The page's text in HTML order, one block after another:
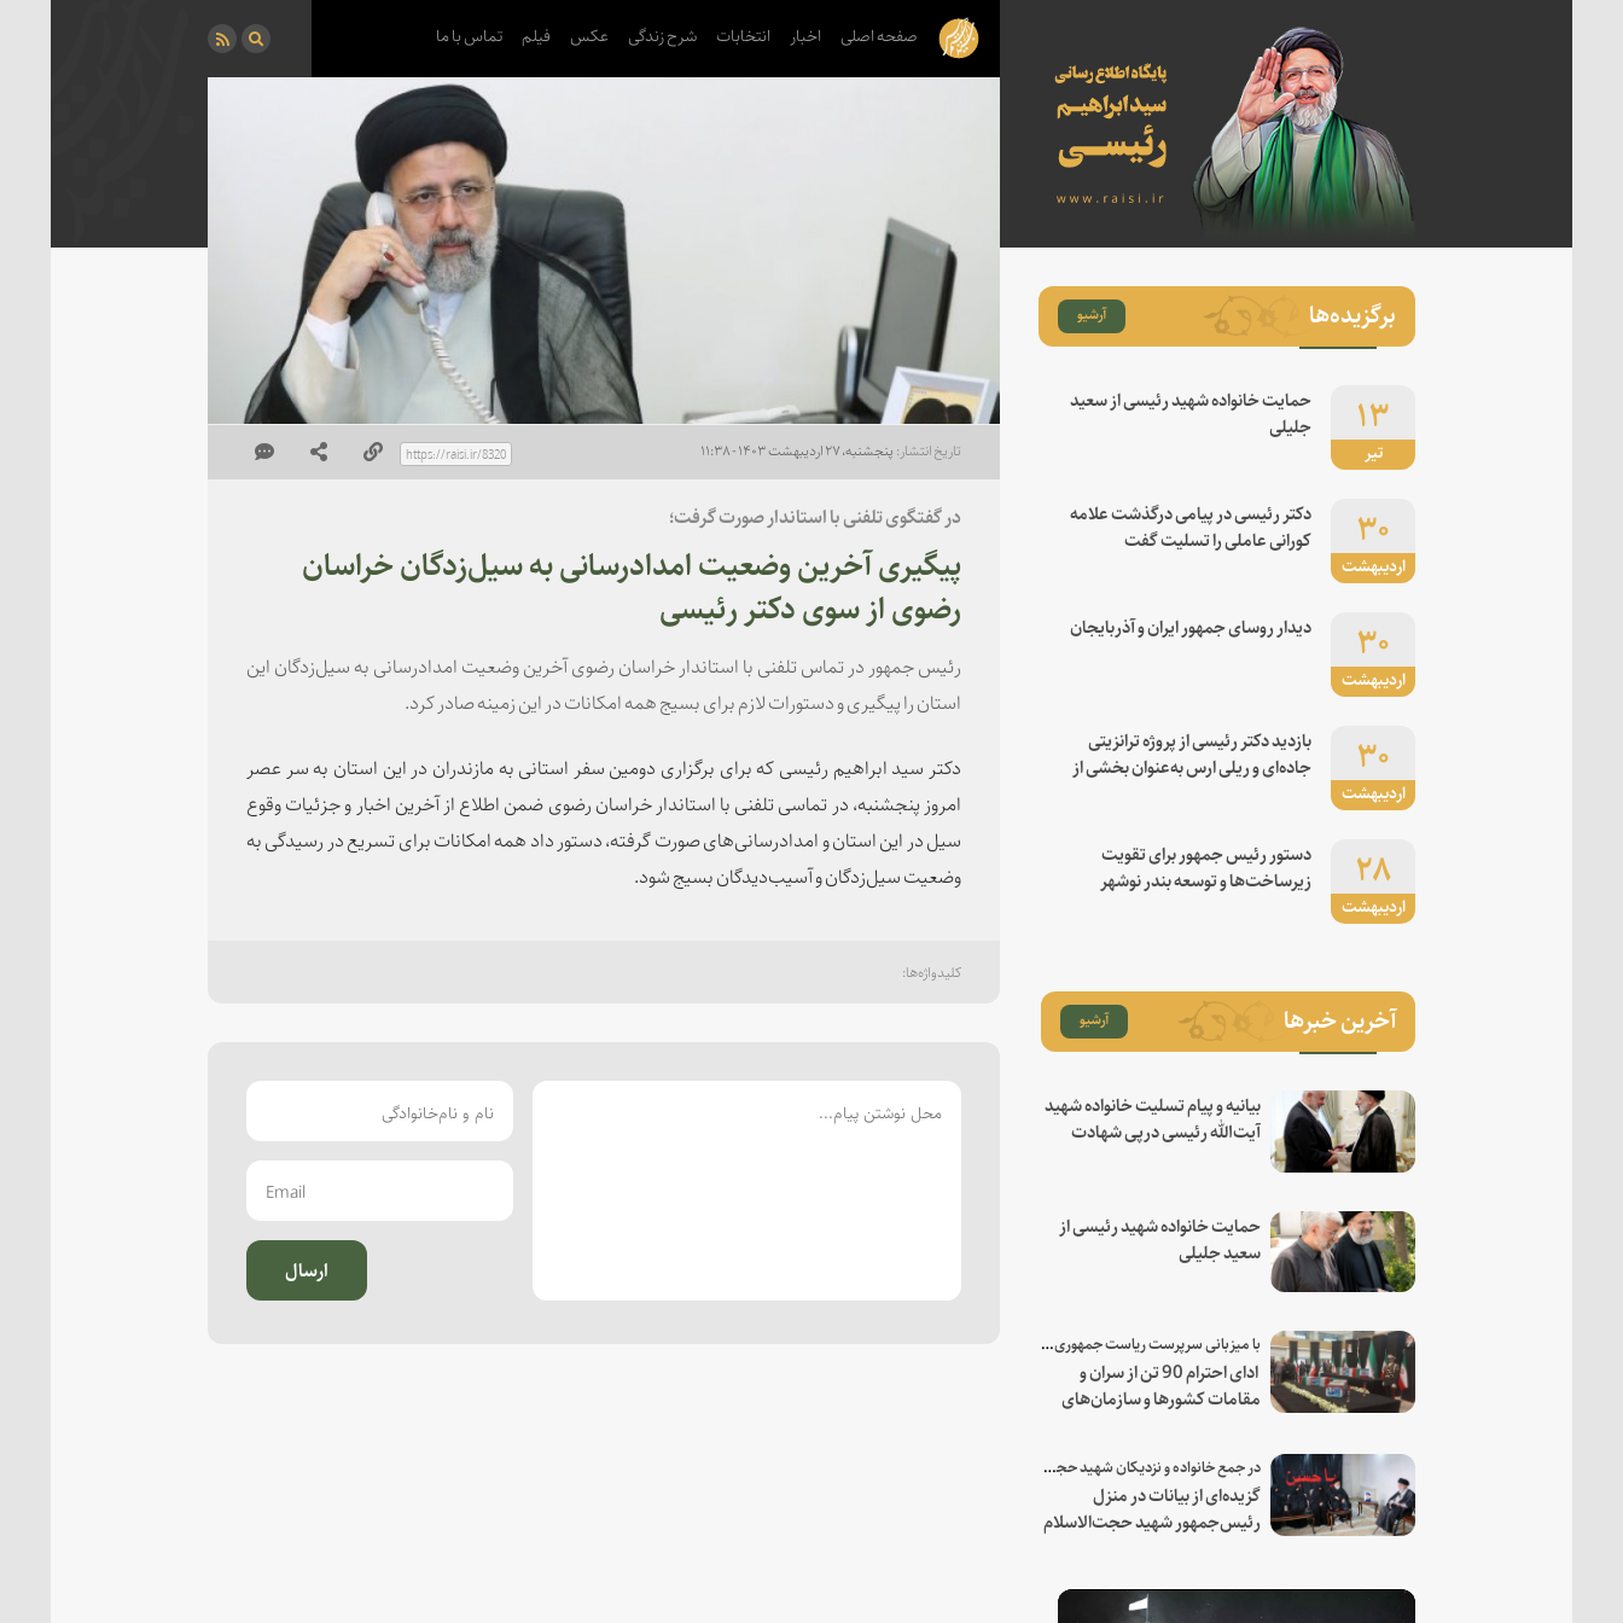
صفحه اصلی اخبار انتخابات شرح زندگی عکس فیلم تماس با ما
پنجشنبه، ۲۷ اردیبهشت ۱۴۰۳ - ۱۱:۳۸
در گفتگوی تلفنی با استاندار صورت گرفت؛
پیگیری آخرین وضعیت امدادرسانی به سیل‌زدگان خراسان
رضوی از سوی دکتر رئیسی
رئیس جمهور در تماس تلفنی با استاندار خراسان رضوی آخرین وضعیت امدادرسانی به سیل‌زدگان این
استان را پیگیری و دستورات لازم برای بسیج همه امکانات در این زمینه صادر کرد.
دکتر سید ابراهیم رئیسی که برای برگزاری دومین سفر استانی به مازندران در این استان به سر عصر
امروز پنجشنبه، در تماسی تلفنی با استاندار خراسان رضوی ضمن اطلاع از آخرین اخبار و جزئیات وقوع
سیل در این استان و امدادرسانی‌های صورت گرفته، دستور داد همه امکانات برای تسریع در رسیدگی به
وضعیت سیل‌زدگان و آسیب‌دیدگان بسیج شود.
ارسال
برگزیده‌ها آرشیو
تیر
۱۳
حمایت خانواده شهید رئیسی از سعید
جلیلی
اردیبهشت
۳۰
دکتر رئیسی در پیامی درگذشت علامه
کورانی عاملی را تسلیت گفت
اردیبهشت
۳۰ دیدار روسای جمهور ایران و آذربایجان
اردیبهشت
۳۰
بازدید دکتر رئیسی از پروژه ترانزیتی
جاده‌ای و ریلی ارس به‌عنوان بخشی از
اردیبهشت
۲۸
دستور رئیس جمهور برای تقویت
زیرساخت‌ها و توسعه بندر نوشهر
آخرین خبرها آرشیو
بیانیه و پیام تسلیت خانواده شهید
آیت‌الله رئیسی درپی شهادت
حمایت خانواده شهید رئیسی از
سعید جلیلی
با میزبانی سرپرست ریاست جمهوری صورت گرفت؛
ادای احترام 90 تن از سران و
مقامات کشورها و سازمان‌های
در جمع خانواده و نزدیکان شهید حجت‌الاسلام‌والمسلمین رئیسی:
گزیده‌ای از بیانات در منزل
رئیس‌جمهور شهید حجت‌الاسلام